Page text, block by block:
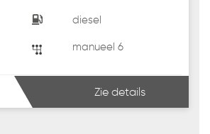
diesel
manueel 6
Zie details